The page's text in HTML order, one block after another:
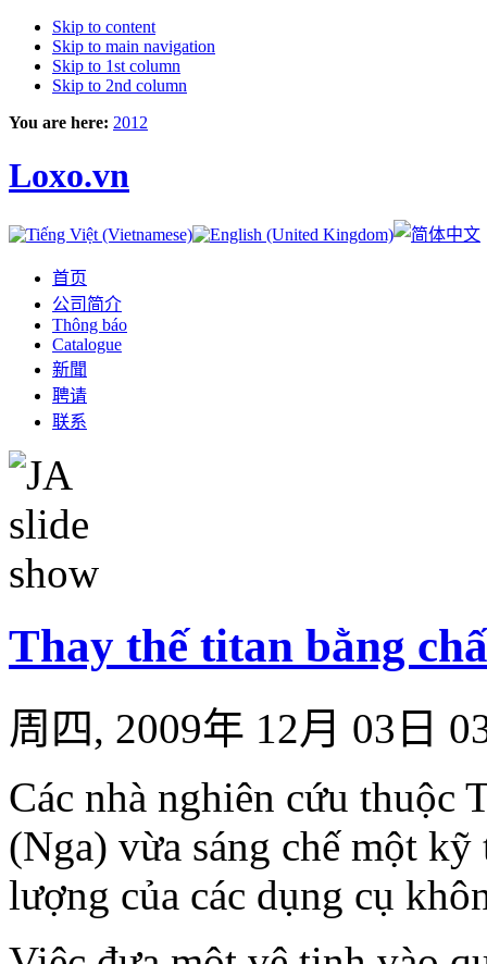
Skip to content
Skip to main navigation
Skip to 1st column
Skip to 2nd column
You are here: 2012
Loxo.vn
首页
公司简介
Thông báo
Catalogue
新聞
聘请
联系
Thay thế titan bằng
周四, 2009年 12月 03日
Các nhà nghiên cứu thuộc
(Nga) vừa sáng chế một
lượng của các dụng cụ